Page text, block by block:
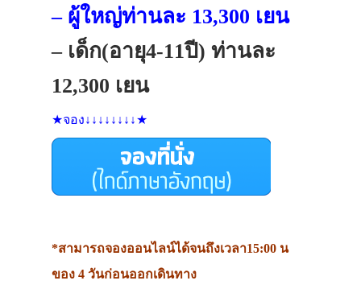
– ผู้ใหญ่ท่านละ 13,300 เยน
– เด็ก(อายุ4-11ปี) ท่านละ
12,300 เยน
★จอง↓↓↓↓↓↓↓↓★
*สามารถจองออนไลน์ได้จนถึงเวลา15:00 น
ของ 4 วันก่อนออกเดินทาง